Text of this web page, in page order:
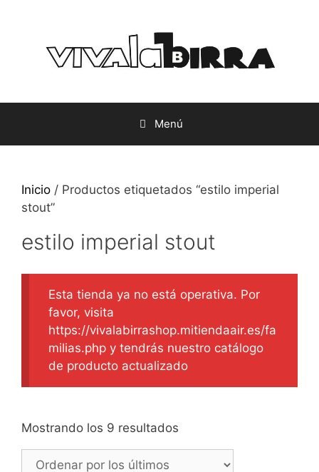
contenido
Menú
Inicio / Productos etiquetados “estilo imperial
stout”
estilo imperial stout
Esta tienda ya no está operativa. Por
favor, visita
https://vivalabirrashop.mitiendaair.es/fa
milias.php y tendrás nuestro catálogo
de producto actualizado
Mostrando los 9 resultados